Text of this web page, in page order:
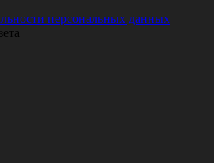
персональных данных